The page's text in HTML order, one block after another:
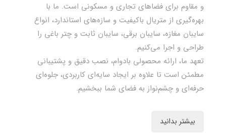
و مقاوم برای فضاهای تجاری و مسکونی است. ما با
بهره‌گیری از متریال باکیفیت و سازه‌های استاندارد، انواع
سایبان مغازه، سایبان برقی، سایبان ثابت و چتر باغی را
طراحی و اجرا می‌کنیم.
تعهد ما، ارائه محصولی بادوام، نصب دقیق و پشتیبانی
مطمئن است تا علاوه بر ایجاد سایه‌ای کاربردی، جلوه‌ای
حرفه‌ای و چشم‌نواز به فضای شما ببخشیم.
بیشتر بدانید